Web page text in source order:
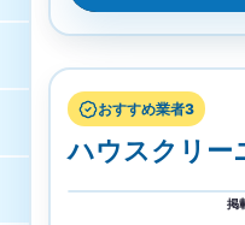
33000円
エアコンクリーニング
11000円
お掃除機能付きエア
月曜日・火曜日・水
日 9時00分～18時
対応エリア
おすすめ業者3
ハウスクリー
掲